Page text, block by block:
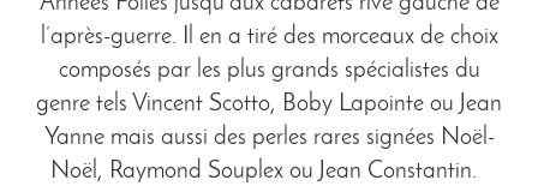
l’après-guerre. Il en a tiré des morceaux de choix
composés par les plus grands spécialistes du
genre tels Vincent Scotto, Boby Lapointe ou Jean
Yanne mais aussi des perles rares signées Noël-
Noël, Raymond Souplex ou Jean Constantin.